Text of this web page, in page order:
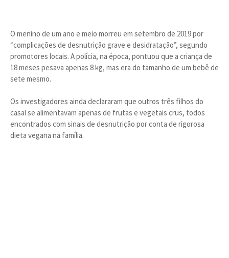
O menino de um ano e meio morreu em setembro de 2019 por
“complicações de desnutrição grave e desidratação”, segundo
promotores locais. A polícia, na época, pontuou que a criança de
18 meses pesava apenas 8 kg, mas era do tamanho de um bebê de
sete mesmo.
Os investigadores ainda declararam que outros três filhos do
casal se alimentavam apenas de frutas e vegetais crus, todos
encontrados com sinais de desnutrição por conta de rigorosa
dieta vegana na família.